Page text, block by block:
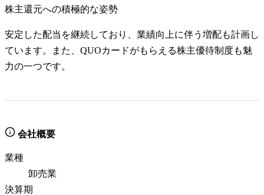
株主還元への積極的な姿勢
安定した配当を継続しており、業績向上に伴う増配も計画し
ています。また、QUOカードがもらえる株主優待制度も魅
力の一つです。
会社概要
業種
卸売業
決算期